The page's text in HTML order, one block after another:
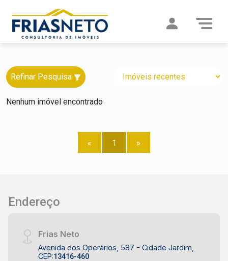
Refinar Pesquisa
Nenhum imóvel encontrado
« 1 »
Endereço
Frias Neto
Avenida dos Operários, 587 - Cidade Jardim,
CEP:13416-460